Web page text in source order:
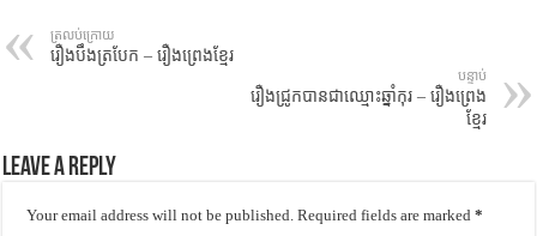
ត្រលប់ក្រោយ
រឿងបឹងត្របែក – រឿងព្រេងខ្មែរ
បន្ទាប់
រឿងជ្រូកបានជាឈ្មោះឆ្នាំកុរ – រឿងព្រេង
ខ្មែរ
Leave a Reply
Your email address will not be published. Required fields are marked*